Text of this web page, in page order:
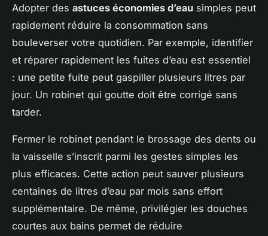
Adopter des astuces économies d’eau simples peut
rapidement réduire la consommation sans
bouleverser votre quotidien. Par exemple, identifier
et réparer rapidement les fuites d’eau est essentiel
: une petite fuite peut gaspiller plusieurs litres par
jour. Un robinet qui goutte doit être corrigé sans
tarder.
Fermer le robinet pendant le brossage des dents ou
la vaisselle s’inscrit parmi les gestes simples les
plus efficaces. Cette action peut sauver plusieurs
centaines de litres d’eau par mois sans effort
supplémentaire. De même, privilégier les douches
courtes aux bains permet de réduire